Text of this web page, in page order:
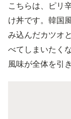
こちらは、ピリ
け丼です。韓国
み込んだカツオ
べてしまいたく
風味が全体を引